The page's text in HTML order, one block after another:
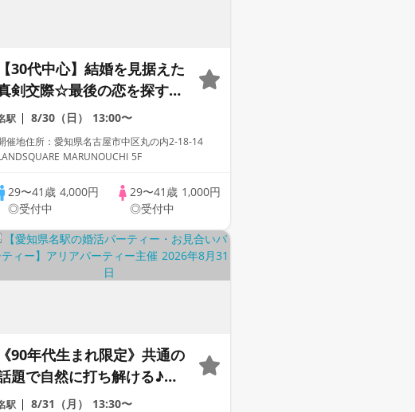
【30代中心】結婚を見据えた
剣交際☆最後の恋を探す大
の婚活イベント♪
駅 8/30（日） 13:00〜
催地住所：愛知県名古屋市中区丸の内2-18-14
LANDSQUARE MARUNOUCHI 5F
29〜41歳4,000円
◎受付中
29〜41歳 1,000円
◎受付中
《90年代生まれ限定》共通の
題で自然に打ち解ける♪必
全員と話せる安心進行！
駅 8/31（月） 13:30〜